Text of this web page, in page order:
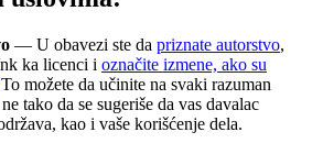
— U obavezi ste da priznate autorstvo,
ka licenci i označite izmene, ako su
možete da učinite na svaki razuman
tako da se sugeriše da vas davalac
kao i vaše korišćenje dela.